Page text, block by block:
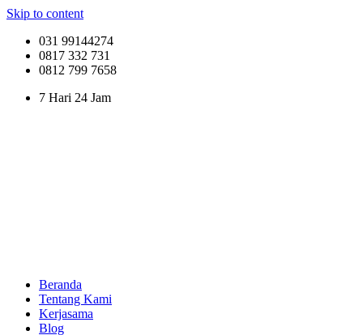
Skip to content
031 99144274
0817 332 731
0812 799 7658
7 Hari 24 Jam
Beranda
Tentang Kami
Kerjasama
Blog